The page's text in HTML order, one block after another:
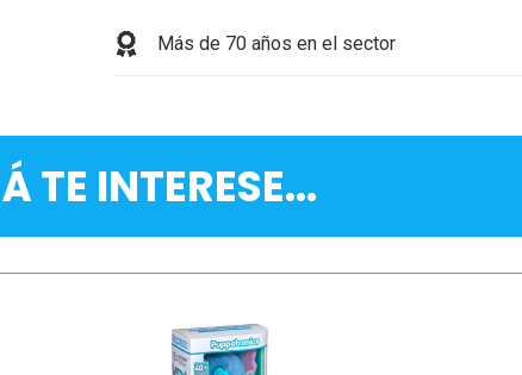
Más de 70 años en el sector
TE INTERESE...